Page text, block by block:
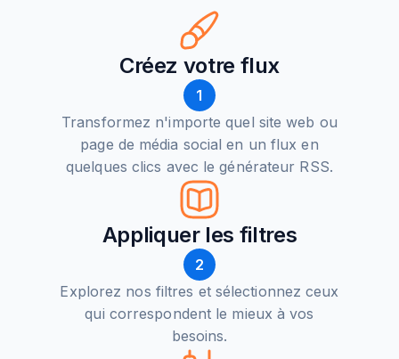
Créez votre flux
1
Transformez n'importe quel site web ou
page de média social en un flux en
quelques clics avec le générateur RSS.
Appliquer les filtres
2
Explorez nos filtres et sélectionnez ceux
qui correspondent le mieux à vos
besoins.